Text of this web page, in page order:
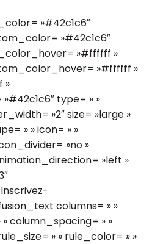
»#42c1c6″
»#42c1c6″
»#ffffff »
»#ffffff »
»
type= » »
»2″ size= »large »
» » icon= » »
»no »
»left »
columns= » »
column_spacing= » »
» » rule_color= » »